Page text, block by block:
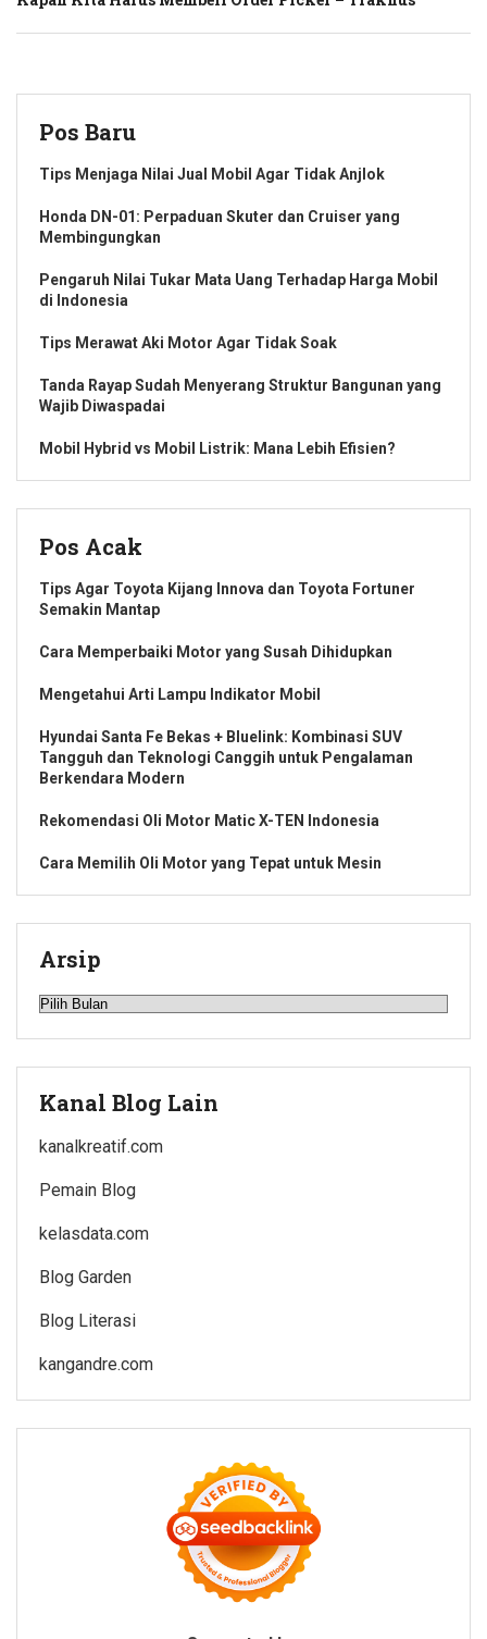
Pos Baru
Tips Menjaga Nilai Jual Mobil Agar Tidak Anjlok
Honda DN-01: Perpaduan Skuter dan Cruiser yang
Membingungkan
Pengaruh Nilai Tukar Mata Uang Terhadap Harga Mobil
di Indonesia
Tips Merawat Aki Motor Agar Tidak Soak
Tanda Rayap Sudah Menyerang Struktur Bangunan yang
Wajib Diwaspadai
Mobil Hybrid vs Mobil Listrik: Mana Lebih Efisien?
Pos Acak
Tips Agar Toyota Kijang Innova dan Toyota Fortuner
Semakin Mantap
Cara Memperbaiki Motor yang Susah Dihidupkan
Mengetahui Arti Lampu Indikator Mobil
Hyundai Santa Fe Bekas + Bluelink: Kombinasi SUV
Tangguh dan Teknologi Canggih untuk Pengalaman
Berkendara Modern
Rekomendasi Oli Motor Matic X-TEN Indonesia
Cara Memilih Oli Motor yang Tepat untuk Mesin
Arsip
Arsip
Kanal Blog Lain
kanalkreatif.com
Pemain Blog
kelasdata.com
Blog Garden
Blog Literasi
kangandre.com